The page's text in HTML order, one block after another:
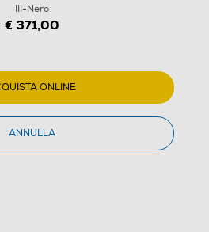
III-Nero
€ 371,00
ONLINE
ANNULLA